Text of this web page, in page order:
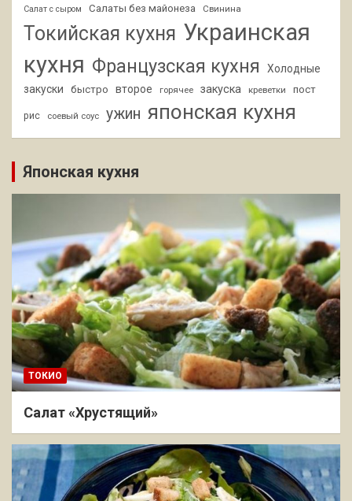
Салат с сыром Салаты без майонеза Свинина
Токийская кухня Украинская
кухня Французская кухня
Холодные
закуски
быстро второе горячее закуска креветки пост
рис соевый соус ужин японская кухня
Японская кухня
ТОКИО
Салат «Хрустящий»